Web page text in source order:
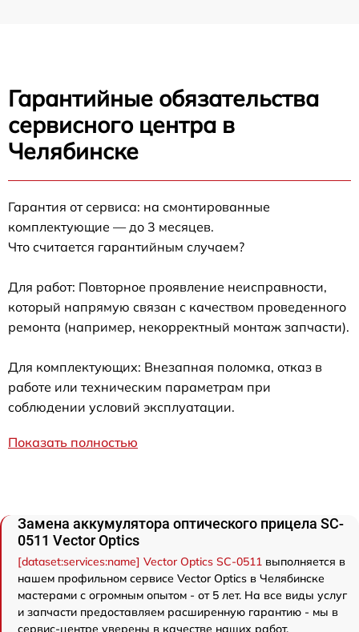
Гарантийные обязательства
сервисного центра в
Челябинске
Гарантия от сервиса: на смонтированные
комплектующие — до 3 месяцев.
Что считается гарантийным случаем?
Для работ: Повторное проявление неисправности,
который напрямую связан с качеством проведенного
ремонта (например, некорректный монтаж запчасти).
Для комплектующих: Внезапная поломка, отказ в
работе или техническим параметрам при
соблюдении условий эксплуатации.
Показать полностью
Замена аккумулятора оптического прицела SC-
0511 Vector Optics
[dataset:services:name] Vector Optics SC-0511 выполняется в
нашем профильном сервисе Vector Optics в Челябинске
мастерами с огромным опытом - от 5 лет. На все виды услуг
и запчасти предоставляем расширенную гарантию - мы в
сервис-центре уверены в качестве наших работ.